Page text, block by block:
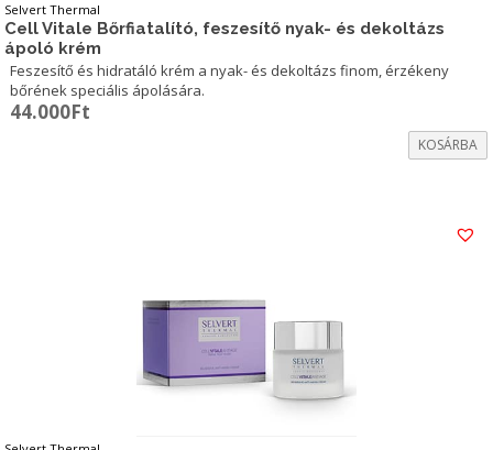
Selvert Thermal
Cell Vitale Bőrfiatalító, feszesítő nyak- és dekoltázs
ápoló krém
Feszesítő és hidratáló krém a nyak- és dekoltázs finom, érzékeny
bőrének speciális ápolására.
44.000Ft
KOSÁRBA